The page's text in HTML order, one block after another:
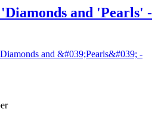
and 'Pearls' -